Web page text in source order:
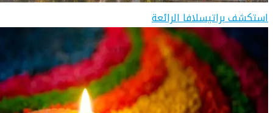
استكشف براتيسلافا الرائعة